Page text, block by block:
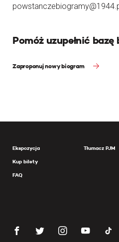
Pomóż uzupełnić
Zaproponuj nowy biogram
Ekspozycja
Kup bilety
FAQ
Tłumacz PJM